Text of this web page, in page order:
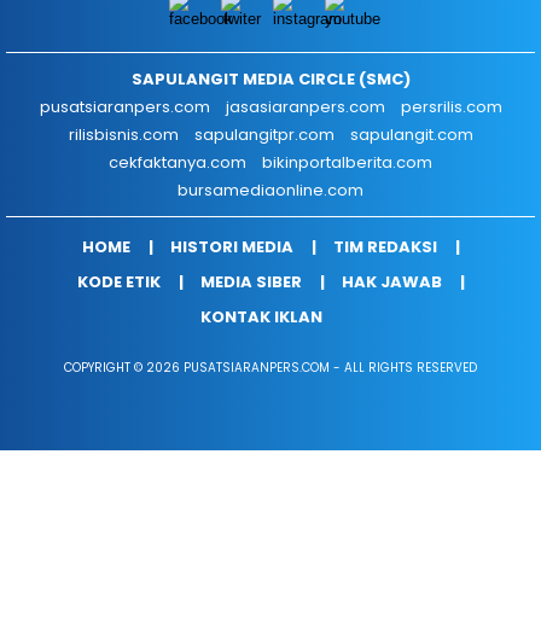
SAPULANGIT MEDIA CIRCLE (SMC)
pusatsiaranpers.com
jasasiaranpers.com
persrilis.com
rilisbisnis.com
sapulangitpr.com
sapulangit.com
cekfaktanya.com
bikinportalberita.com
bursamediaonline.com
HOME HISTORI MEDIA
TIM REDAKSI
KODE ETIK
MEDIA SIBER
HAK JAWAB
KONTAK IKLAN
COPYRIGHT © 2026 PUSATSIARANPERS.COM - ALL RIGHTS RESERVED